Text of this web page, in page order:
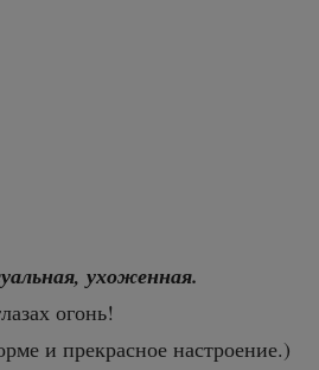
ухоженная.
огонь!
и прекрасное настроение.)